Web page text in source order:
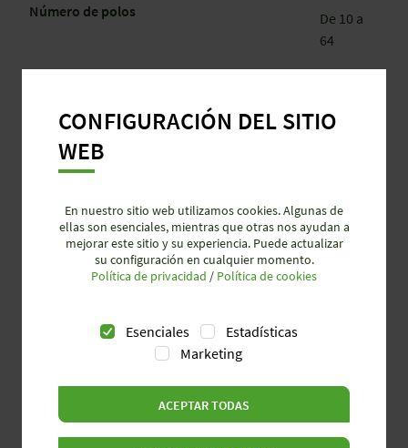
Número de polos
De 10 a
64
Grado de protección
Grado de polución
3
Rango de temperatura
CONFIGURACIÓN DEL SITIO
WEB
En nuestro sitio web utilizamos cookies. Algunas de
ellas son esenciales, mientras que otras nos ayudan a
mejorar este sitio y su experiencia. Puede actualizar
su configuración en cualquier momento.
Política de privacidad / Política de cookies
Esenciales
Estadísticas
Marketing
ACEPTAR TODAS